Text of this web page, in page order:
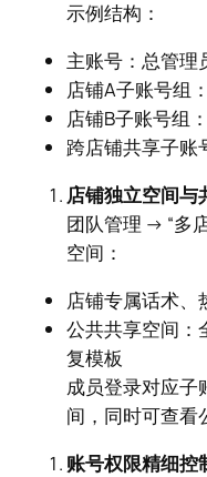
示例结构：
主账号：总管理
店铺A子账号组
店铺B子账号组
跨店铺共享子账
店铺独立空间与
团队管理 → “多
空间：
店铺专属话术、
公共共享空间：
复模板
成员登录对应子
间，同时可查看
账号权限精细控